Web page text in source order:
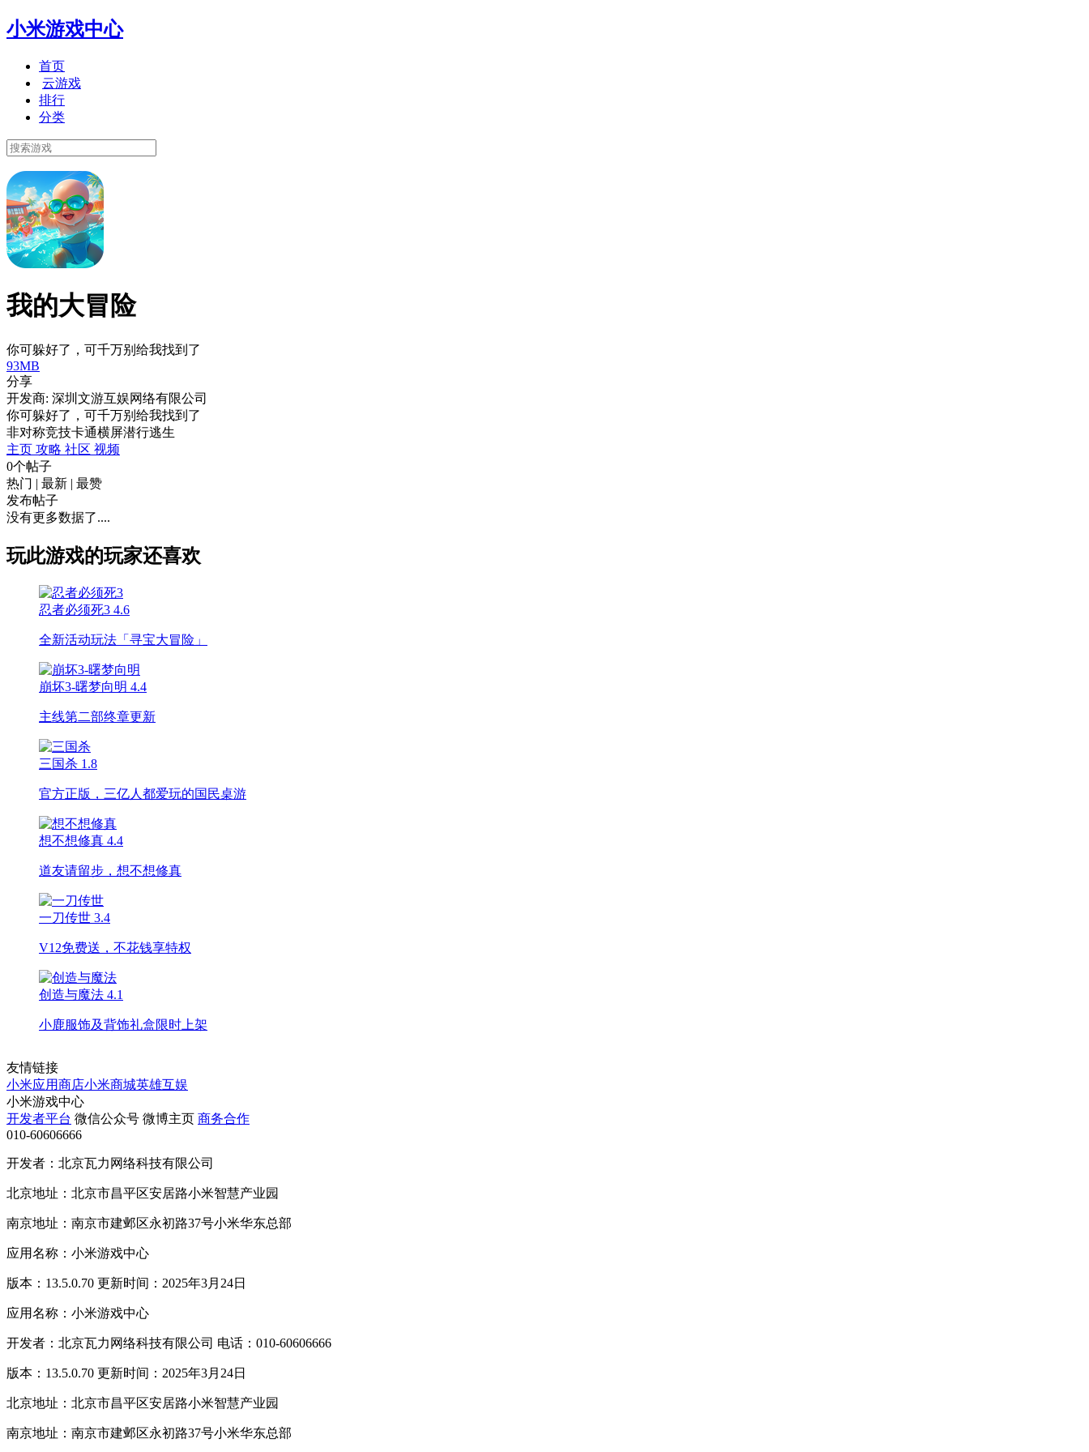
小米游戏中心
首页
云游戏
排行
分类
我的大冒险
你可躲好了，可千万别给我找到了
93MB
分享
开发商: 深圳文游互娱网络有限公司
你可躲好了，可千万别给我找到了
非对称竞技卡通横屏潜行逃生
主页 攻略 社区 视频
0个帖子
热门 | 最新 | 最赞
发布帖子
没有更多数据了....
玩此游戏的玩家还喜欢
忍者必须死3 4.6
全新活动玩法「寻宝大冒险」
崩坏3-曙梦向明 4.4
主线第二部终章更新
三国杀 1.8
官方正版，三亿人都爱玩的国民桌游
想不想修真 4.4
道友请留步，想不想修真
一刀传世 3.4
V12免费送，不花钱享特权
创造与魔法 4.1
小鹿服饰及背饰礼盒限时上架
友情链接
小米应用商店小米商城英雄互娱
小米游戏中心
开发者平台 微信公众号 微博主页 商务合作
010-60606666
开发者：北京瓦力网络科技有限公司
北京地址：北京市昌平区安居路小米智慧产业园
南京地址：南京市建邺区永初路37号小米华东总部
应用名称：小米游戏中心
版本：13.5.0.70 更新时间：2025年3月24日
应用名称：小米游戏中心
开发者：北京瓦力网络科技有限公司 电话：010-60606666
版本：13.5.0.70 更新时间：2025年3月24日
北京地址：北京市昌平区安居路小米智慧产业园
南京地址：南京市建邺区永初路37号小米华东总部